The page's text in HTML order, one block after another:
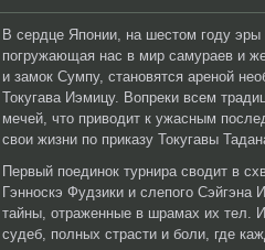
В сердце Японии, на шестом году эры
погружающая нас в мир самураев и
и замок Сумпу, становятся ареной
Токугава Иэмицу. Вопреки всем
мечей, что приводит к ужасным
свои жизни по приказу Токугавы
Первый поединок турнира сводит в
Гэнноскэ Фудзики и слепого
тайны, отраженные в шрамах их тел.
судеб, полных страсти и боли, где